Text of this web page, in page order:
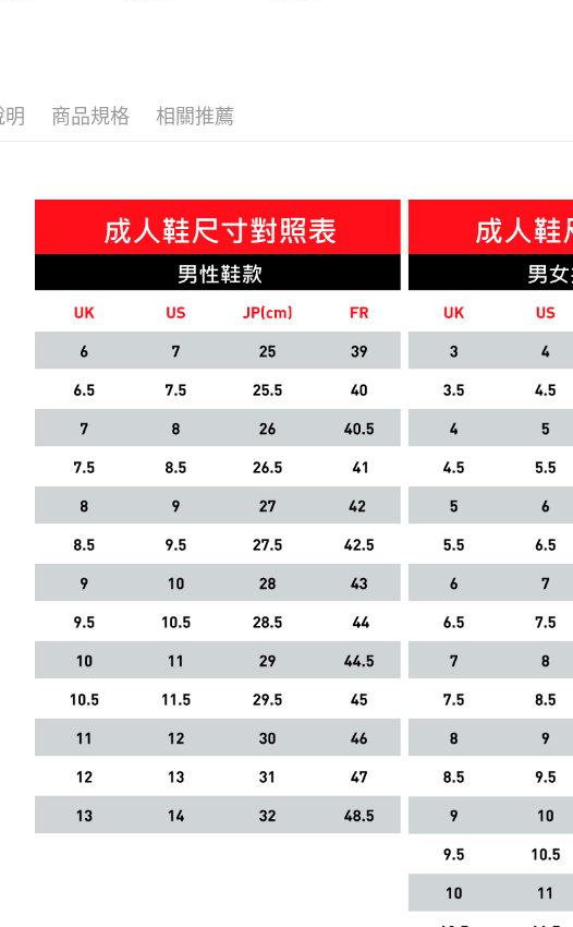
明 商品規格 相關推薦